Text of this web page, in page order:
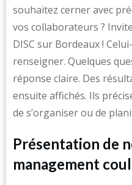
souhaitez cerner avec
vos collaborateurs ?
DISC sur Bordeaux !
renseigner. Quelques
réponse claire. Des
ensuite affichés. Ils
de s’organiser ou de
Présentation de
management